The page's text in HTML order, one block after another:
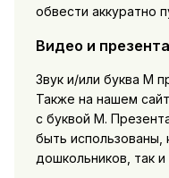
обвести аккуратно
Видео и
Звук и/или буква М
Также на нашем
с буквой М.
быть использованы,
дошкольников, так